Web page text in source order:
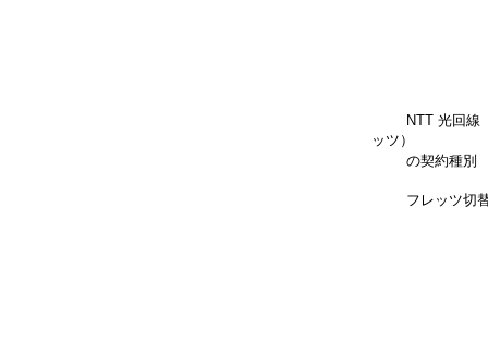
NTT 光回線
ッツ）
の契約種別
フレッツ切